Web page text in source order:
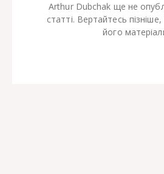
Arthur Dubchak ще не
статті. Вертайтесь
його